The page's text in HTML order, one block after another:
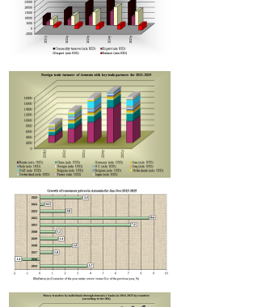
В Армении улучшились показатели соблюдения налогового
В Минэкономики обсудили совершенствование